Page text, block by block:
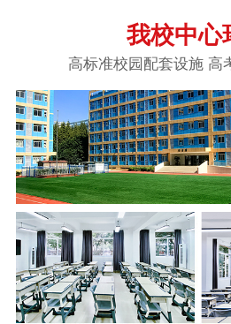
我校中心
高标准校园配套设施 高